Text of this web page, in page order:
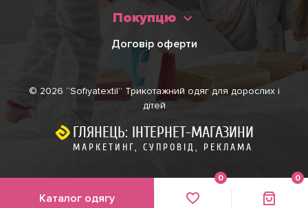
Каталог одягу
0 0
колонтитулуПокупцю
Договір оферти
© 2026 “Sofiyatextil” Трикотажний одяг для дорослих і
дітей
ГЛЯНЕЦЬ: ІНТЕРНЕТ-МАГАЗИНИ
МАРКЕТИНГ, СУПРОВІД, РЕКЛАМА